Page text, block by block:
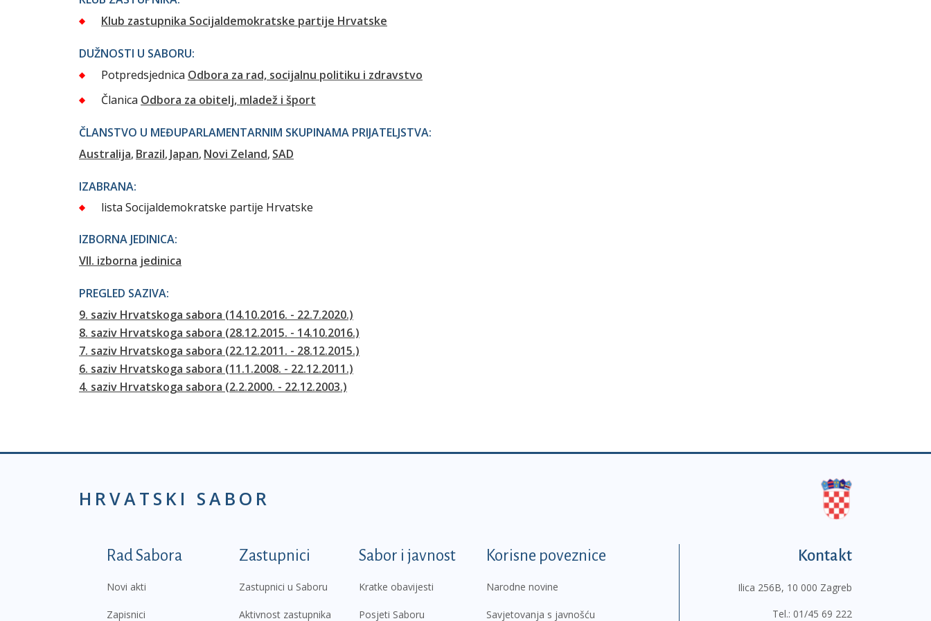
Klub zastupnika Socijaldemokratske partije Hrvatske
DUŽNOSTI U SABORU:
Potpredsjednica Odbora za rad, socijalnu politiku i zdravstvo
Članica Odbora za obitelj, mladež i šport
ČLANSTVO U MEĐUPARLAMENTARNIM SKUPINAMA PRIJATELJSTVA:
Australija Brazil Japan Novi Zeland SAD
IZABRANA:
lista Socijaldemokratske partije Hrvatske
IZBORNA JEDINICA:
VII. izborna jedinica
PREGLED SAZIVA:
9. saziv Hrvatskoga sabora (14.10.2016. - 22.7.2020.)
8. saziv Hrvatskoga sabora (28.12.2015. - 14.10.2016.)
7. saziv Hrvatskoga sabora (22.12.2011. - 28.12.2015.)
6. saziv Hrvatskoga sabora (11.1.2008. - 22.12.2011.)
4. saziv Hrvatskoga sabora (2.2.2000. - 22.12.2003.)
HRVATSKI SABOR
Podnožje prvi izbornik
Rad Sabora
Novi akti
Zapisnici
Zastupnici
Zastupnici u Saboru
Aktivnost zastupnika
Sabor i javnost
Kratke obavijesti
Posjeti Saboru
Korisne poveznice
Narodne novine
Savjetovanja s javnošću
Kontakt
Ilica 256B, 10 000 Zagreb
Tel.: 01/45 69 222